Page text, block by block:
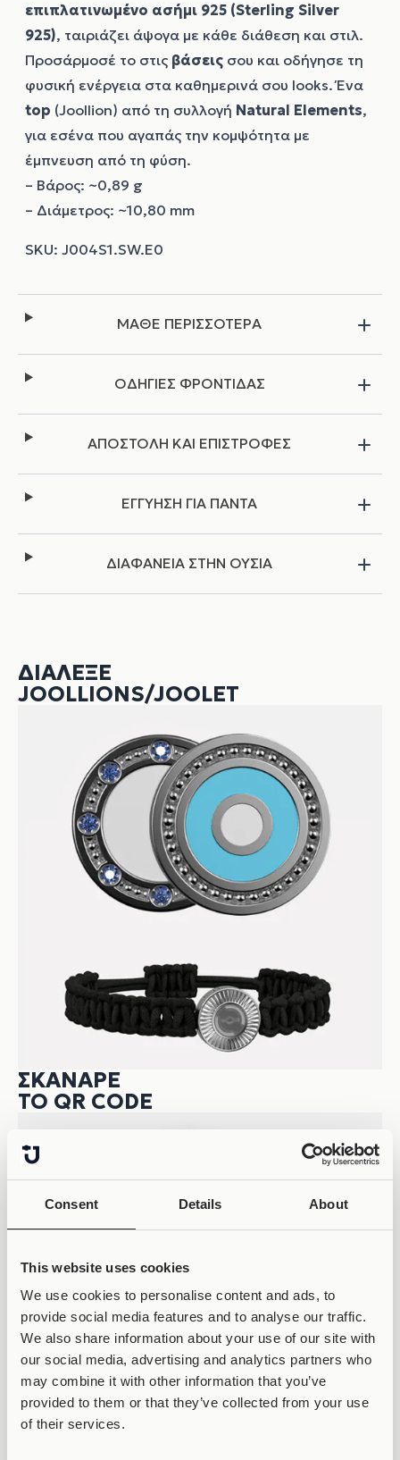
Consent Details About
This website uses cookies
We use cookies to personalise content and ads, to
provide social media features and to analyse our traffic.
We also share information about your use of our site with
our social media, advertising and analytics partners who
may combine it with other information that you’ve
provided to them or that they’ve collected from your use
of their services.
επιπλατινωμένο ασήμι 925 (Sterling Silver
925), ταιριάζει άψογα με κάθε διάθεση και στιλ.
Προσάρμοσέ το στις βάσεις σου και οδήγησε τη
φυσική ενέργεια στα καθημερινά σου looks. Ένα
top (Joollion) από τη συλλογή Natural Elements,
για εσένα που αγαπάς την κομψότητα με
έμπνευση από τη φύση.
– Βάρος: ~0,89 g
– Διάμετρος: ~10,80 mm
ΜΑΘΕ ΠΕΡΙΣΣΟΤΕΡΑ
ΟΔΗΓΙΕΣ ΦΡΟΝΤΙΔΑΣ
ΑΠΟΣΤΟΛΗ ΚΑΙ ΕΠΙΣΤΡΟΦΕΣ
ΕΓΓΥΗΣΗ ΓΙΑ ΠΑΝΤΑ
ΔΙΑΦΑΝΕΙΑ ΣΤΗΝ ΟΥΣΙΑ
ΔΙΆΛΕΞΕ
JOOLLIONS/JOOLET
ΣΚΆΝΑΡΕ
ΤΟ QR CODE